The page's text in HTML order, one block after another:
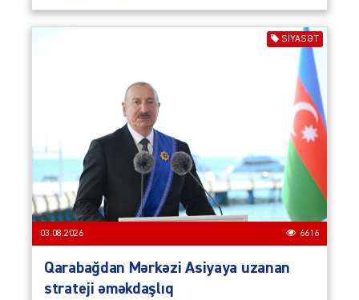
SIYASƏT
03.08.2026 6616
Qarabağdan Mərkəzi Asiyaya uzanan
strateji əməkdaşlıq